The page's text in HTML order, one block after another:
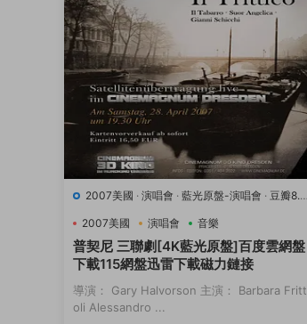
2007美國 · 演唱會 · 藍光原盤-演唱會 · 豆瓣8.9
2007美國
演唱會 音樂
普契尼 三聯劇[4K藍光原盤]百度雲網盤
下載115網盤迅雷下載磁力鏈接
導演： Gary Halvorson 主演： Barbara Fritt
oli Alessandro ...